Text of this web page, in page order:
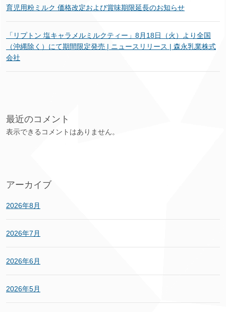
育児用粉ミルク 価格改定および賞味期限延長のお知らせ
「リプトン 塩キャラメルミルクティー」8月18日（火）より全国
（沖縄除く）にて期間限定発売 | ニュースリリース | 森永乳業株式
会社
最近のコメント
表示できるコメントはありません。
アーカイブ
2026年8月
2026年7月
2026年6月
2026年5月